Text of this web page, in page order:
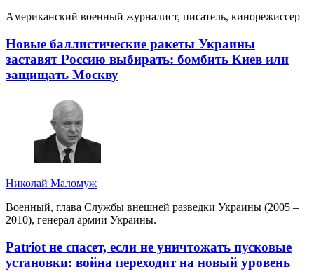
Американский военный журналист, писатель, кинорежиссер
Новые баллистические ракеты Украины
заставят Россию выбирать: бомбить Киев или
защищать Москву
Николай Маломуж
Военный, глава Службы внешней разведки Украины (2005 –
2010), генерал армии Украины.
Patriot не спасет, если не уничтожать пусковые
установки: война переходит на новый уровень